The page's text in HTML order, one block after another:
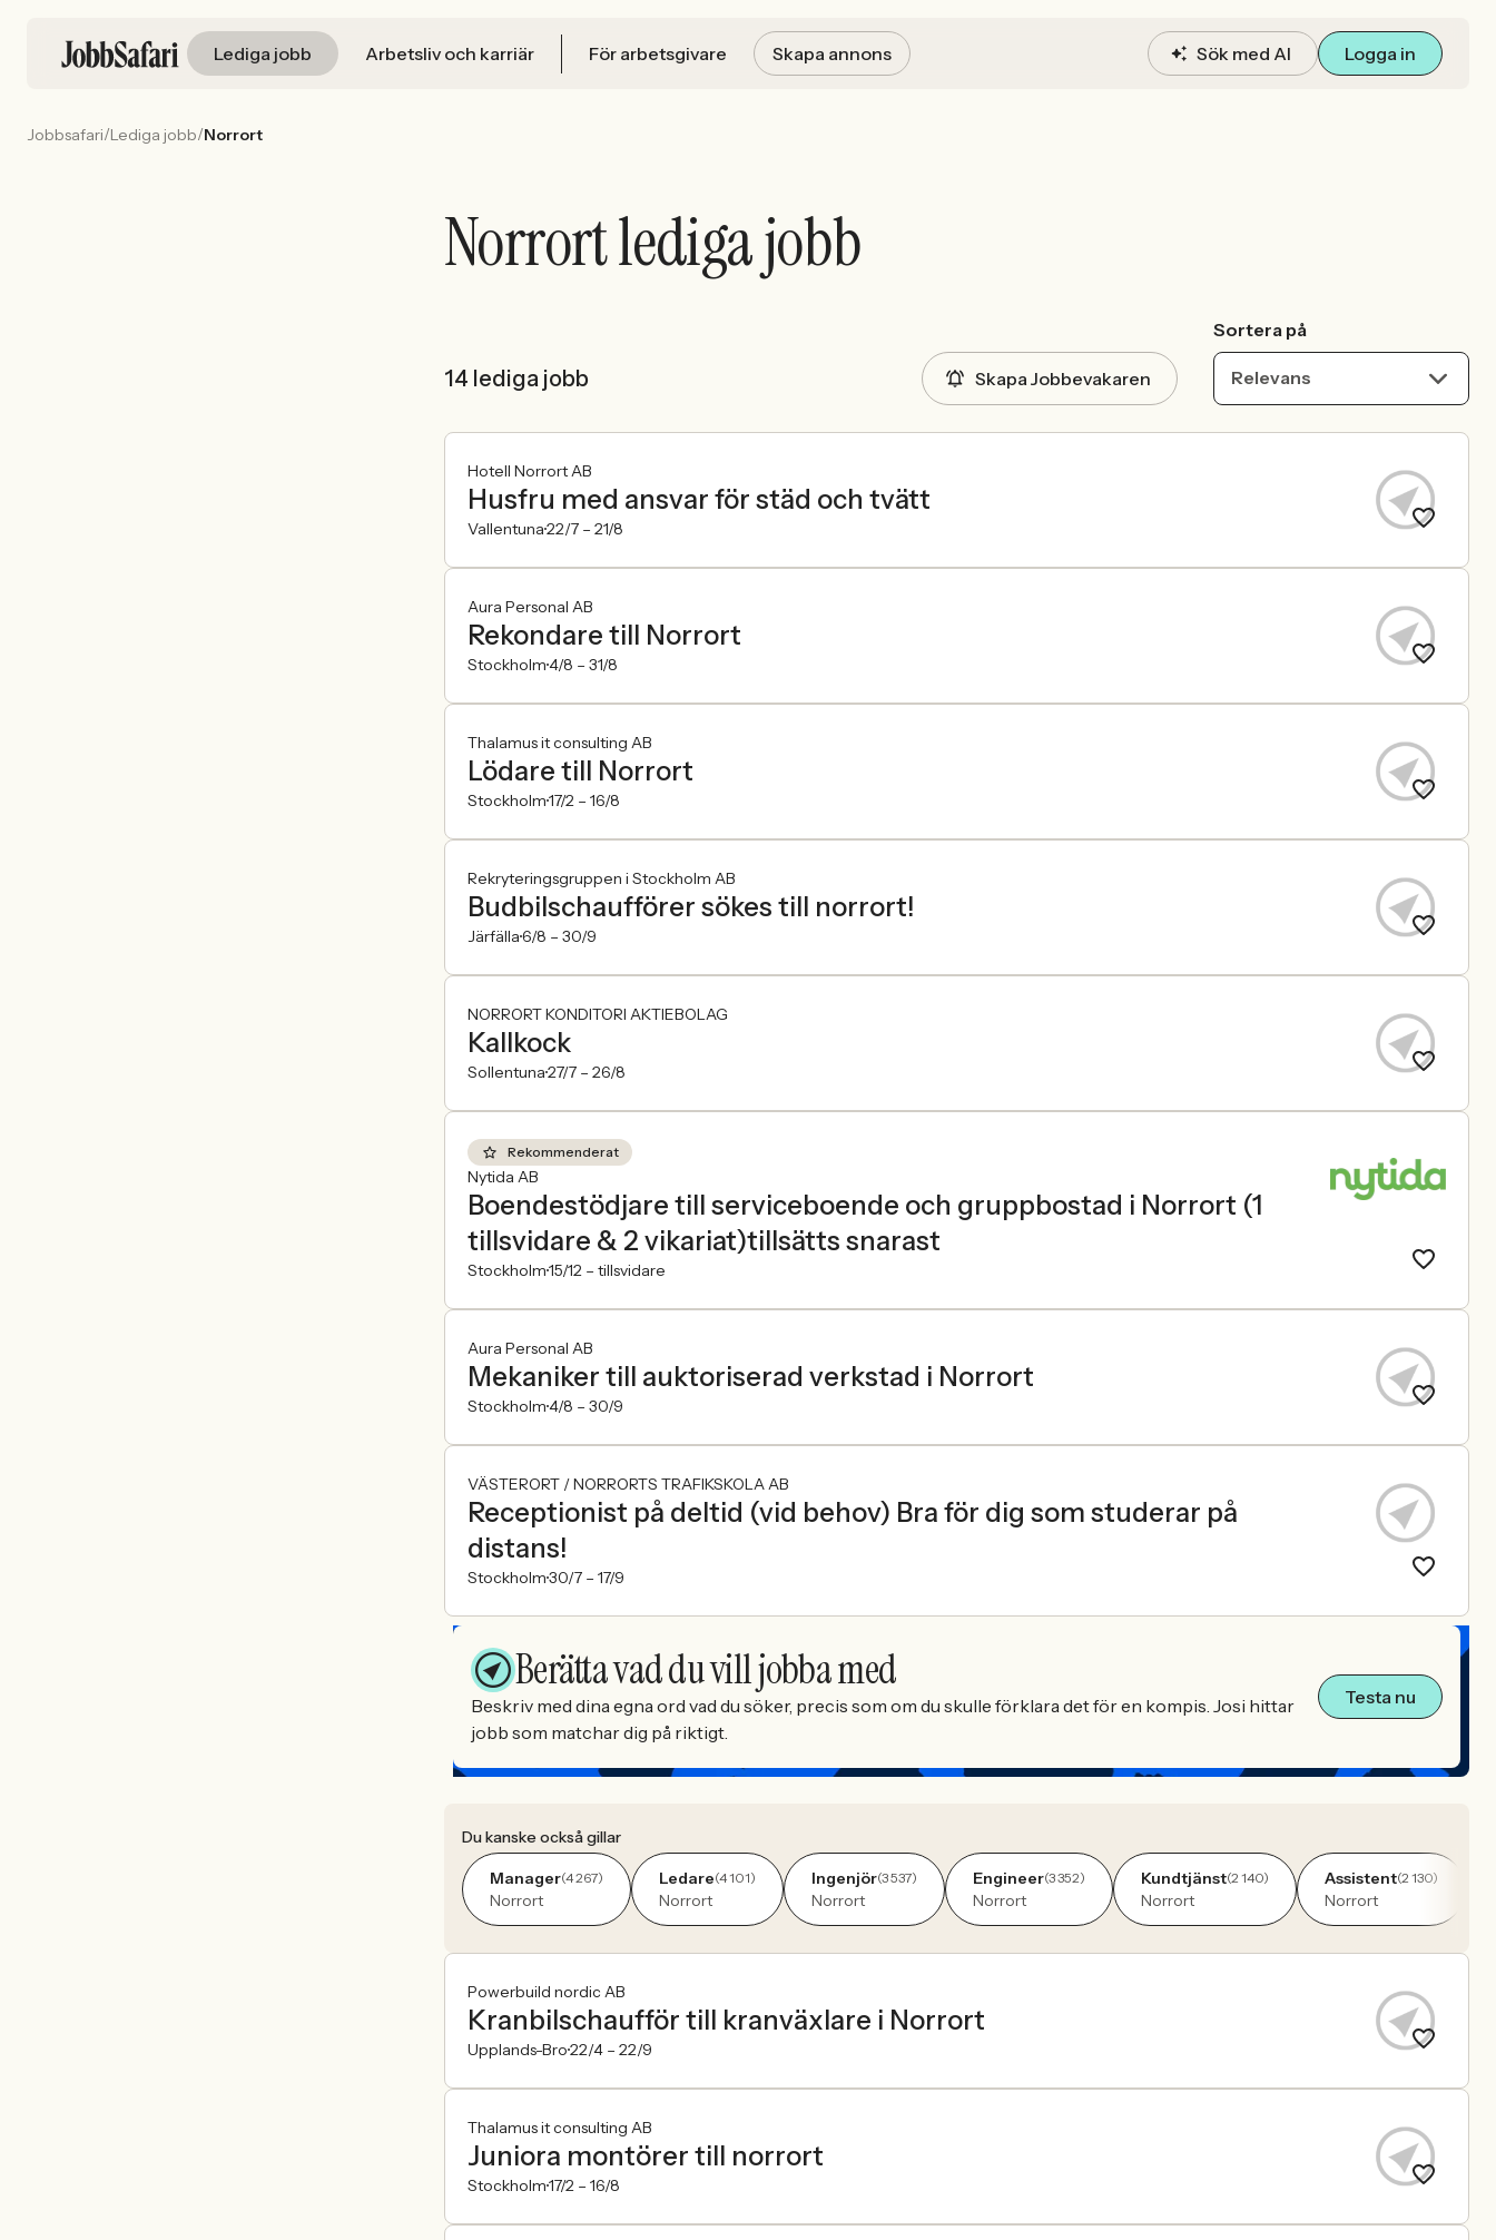
Lediga jobb Arbetsliv och karriär För arbetsgivare Skapa annons Sök med AI Logga in
Jobbsafari/Lediga jobb/Norrort
Norrort lediga jobb
14 lediga jobb Skapa Jobbevakaren
Sortera på
Relevans
Hotell Norrort AB
Husfru med ansvar för städ och tvätt
Vallentuna22/7 – 21/8
Aura Personal AB
Rekondare till Norrort
Stockholm4/8 – 31/8
Thalamus it consulting AB
Lödare till Norrort
Stockholm17/2 – 16/8
Rekryteringsgruppen i Stockholm AB
Budbilschaufförer sökes till norrort!
Järfälla6/8 – 30/9
NORRORT KONDITORI AKTIEBOLAG
Kallkock
Sollentuna27/7 – 26/8
Rekommenderat
Nytida AB
Boendestödjare till serviceboende och gruppbostad i Norrort (1
tillsvidare & 2 vikariat)tillsätts snarast
Stockholm15/12 – tillsvidare
Aura Personal AB
Mekaniker till auktoriserad verkstad i Norrort
Stockholm4/8 – 30/9
VÄSTERORT / NORRORTS TRAFIKSKOLA AB
Receptionist på deltid (vid behov) Bra för dig som studerar på
distans!
Stockholm30/7 – 17/9
Berätta vad du vill jobba med
Beskriv med dina egna ord vad du söker, precis som om du skulle förklara det för en kompis. Josi hittar
jobb som matchar dig på riktigt.
Testa nu
Du kanske också gillar
Manager(4 267)
Norrort
Ledare(4 101)
Norrort
Ingenjör(3 537)
Norrort
Engineer(3 352)
Norrort
Kundtjänst(2 140)
Norrort
Assistent(2 130)
Norrort
Powerbuild nordic AB
Kranbilschaufför till kranväxlare i Norrort
Upplands-Bro22/4 – 22/9
Thalamus it consulting AB
Juniora montörer till norrort
Stockholm17/2 – 16/8